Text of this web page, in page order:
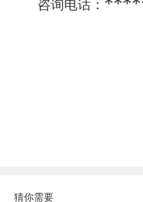
咨询电话：